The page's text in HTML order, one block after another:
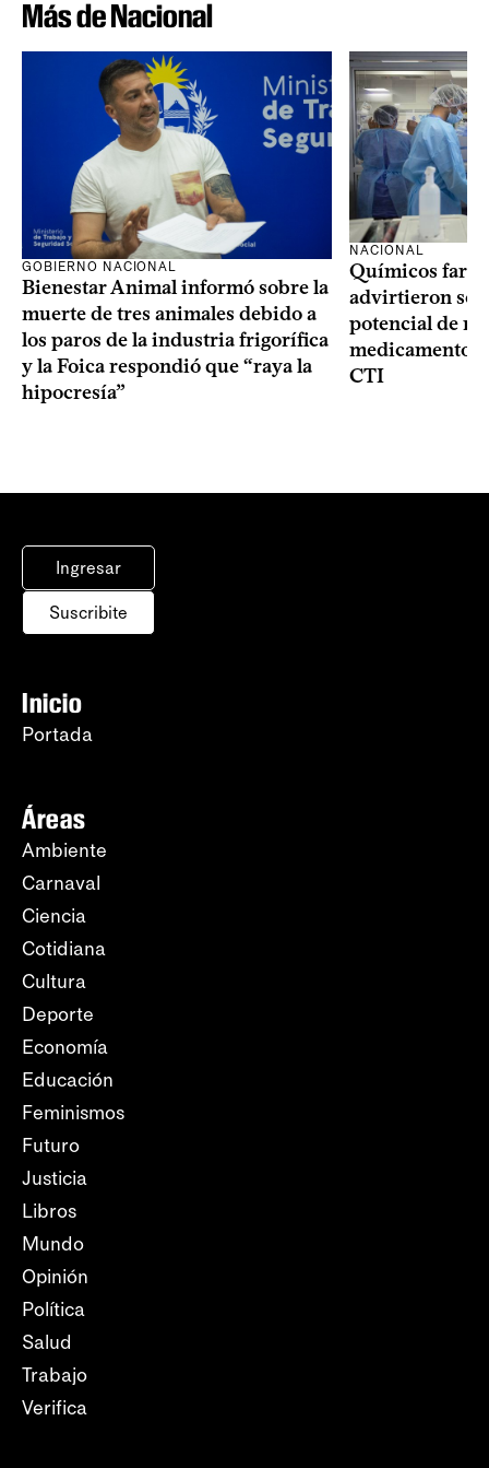
Más de Nacional
GOBIERNO NACIONAL
Bienestar Animal informó sobre la
muerte de tres animales debido a
los paros de la industria frigorífica
y la Foica respondió que “raya la
hipocresía”
NACIONAL
Químicos
advirtieron
potencial de
medicamentos
CTI
Ingresar
Suscribite
Inicio
Portada
Áreas
Ambiente
Carnaval
Ciencia
Cotidiana
Cultura
Deporte
Economía
Educación
Feminismos
Futuro
Justicia
Libros
Mundo
Opinión
Política
Salud
Trabajo
Verifica